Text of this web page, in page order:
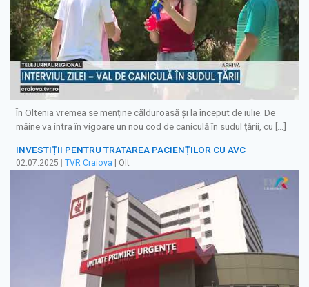
În Oltenia vremea se menține călduroasă și la început de iulie. De
mâine va intra în vigoare un nou cod de caniculă în sudul țării, cu […]
INVESTIȚII PENTRU TRATAREA PACIENȚILOR CU AVC
02.07.2025 TVR Craiova | Olt